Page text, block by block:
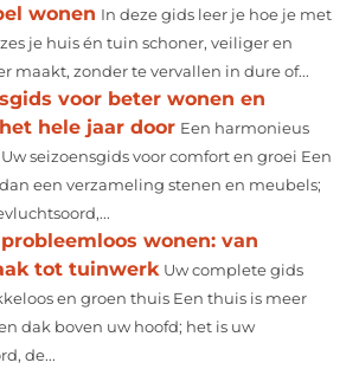
wonen In deze gids leer je hoe je met
je huis én tuin schoner, veiliger en
maakt, zonder te vervallen in dure of...
voor beter wonen en
hele jaar door Een harmonieus
seizoensgids voor comfort en groei Een
een verzameling stenen en meubels;
wonen: van
tot tuinwerk Uw complete gids
en groen thuis Een thuis is meer
dak boven uw hoofd; het is uw
de...